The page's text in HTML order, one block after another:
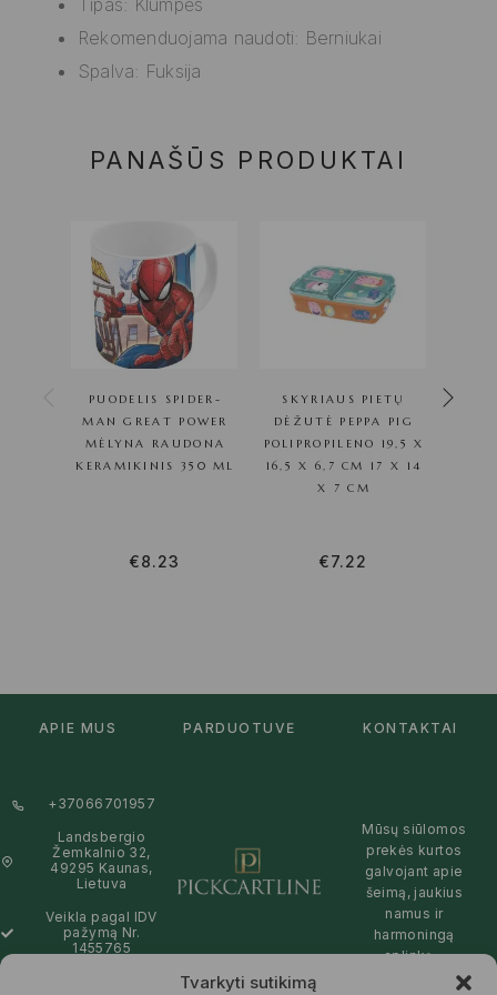
Tvarkyti sutikimą
Rekomenduojama naudoti: Berniukai
Spalva: Fuksija
PANAŠŪS PRODUKTAI
PUODELIS SPIDER-
MAN GREAT POWER
MĖLYNA RAUDONA
KERAMIKINIS 350 ML
€8.23
SKYRIAUS PIETŲ
DĖŽUTĖ PEPPA PIG
POLIPROPILENO 19,5 X
16,5 X 6,7 CM 17 X 14
X 7 CM
€7.22
APIE MUS PARDUOTUVĖ KONTAKTAI
+37066701957
Landsbergio
Žemkalnio 32,
49295 Kaunas,
Lietuva
Veikla pagal IDV
pažymą Nr.
1455765
Mūsų siūlomos
prekės kurtos
galvojant apie
šeimą, jaukius
namus ir
harmoningą
aplinką –